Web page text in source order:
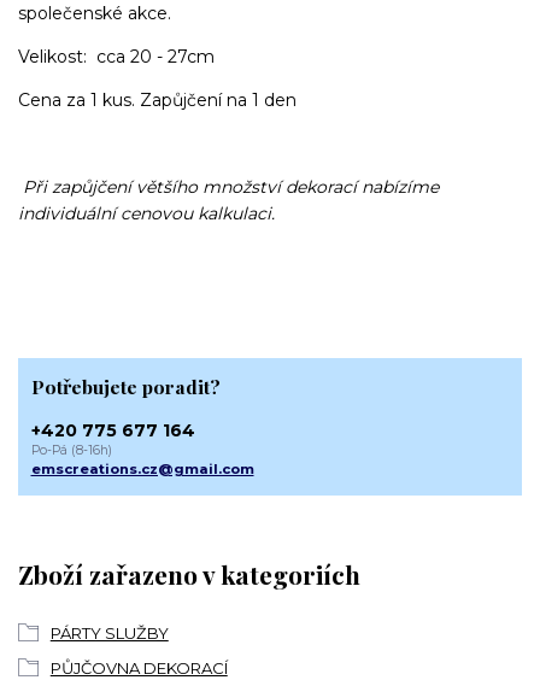
společenské akce.
Velikost: cca 20 - 27cm
Cena za 1 kus. Zapůjčení na 1 den
Při zapůjčení většího množství dekorací nabízíme
individuální cenovou kalkulaci.
Zboží zařazeno v kategoriích
PÁRTY SLUŽBY
PŮJČOVNA DEKORACÍ
Potřebujete poradit?
+420 775 677 164
Po-Pá (8-16h)
emscreations.cz@gmail.com